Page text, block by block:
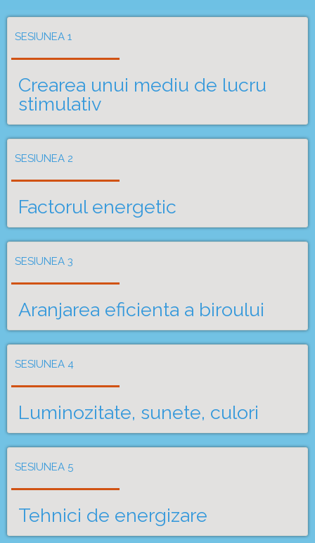
SESIUNEA 1
Crearea unui mediu de lucru
stimulativ
SESIUNEA 2
Factorul energetic
SESIUNEA 3
Aranjarea eficienta a biroului
SESIUNEA 4
Luminozitate, sunete, culori
SESIUNEA 5
Tehnici de energizare